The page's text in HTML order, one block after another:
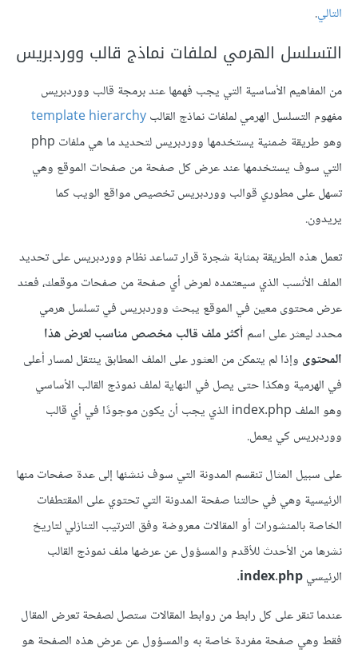
التالي.
التسلسل الهرمي لملفات نماذج قالب ووردبريس
من المفاهيم الأساسية التي يجب فهمها عند برمجة قالب ووردبريس
مفهوم التسلسل الهرمي لملفات نماذج القالبtemplate hierarchy
وهو طريقة ضمنية يستخدمها ووردبريس لتحديد ما هي ملفات php
التي سوف يستخدمها عند عرض كل صفحة من صفحات الموقع وهي
تسهل على مطوري قوالب ووردبريس تخصيص مواقع الويب كما
يريدون.
تعمل هذه الطريقة بمثابة شجرة قرار تساعد نظام ووردبريس على تحديد
الملف الأنسب الذي سيعتمده لعرض أي صفحة من صفحات موقعك، فعند
عرض محتوى معين في الموقع يبحث ووردبريس في تسلسل هرمي
محدد ليعثر على اسم أكثر ملف قالب مخصص مناسب لعرض هذا
المحتوى وإذا لم يتمكن من العثور على الملف المطابق ينتقل لمسار أعلى
في الهرمية وهكذا حتى يصل في النهاية لملف نموذج القالب الأساسي
وهو الملف index.php الذي يجب أن يكون موجودًا في أي قالب
ووردبريس كي يعمل.
على سبيل المثال تنقسم المدونة التي سوف ننشئها إلى عدة صفحات منها
الرئيسية وهي في حالتنا صفحة المدونة التي تحتوي على المقتطفات
الخاصة بالمنشورات أو المقالات معروضة وفق الترتيب التنازلي لتاريخ
نشرها من الأحدث للأقدم والمسؤول عن عرضها ملف نموذج القالب
الرئيسيindex.php
.
عندما تنقر على كل رابط من روابط المقالات ستصل لصفحة تعرض المقال
فقط وهي صفحة مفردة خاصة به والمسؤول عن عرض هذه الصفحة هو